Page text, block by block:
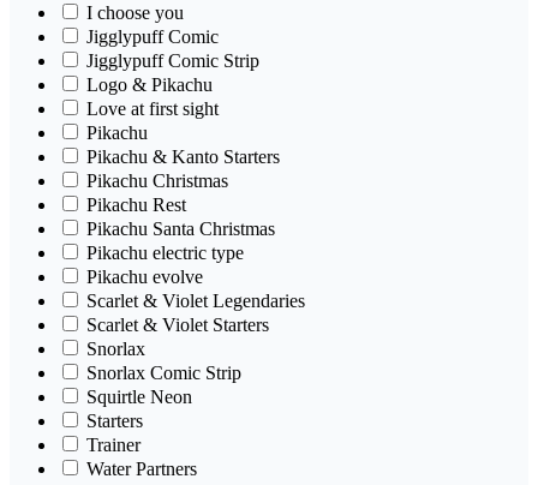
I choose you
Jigglypuff Comic
Jigglypuff Comic Strip
Logo & Pikachu
Love at first sight
Pikachu
Pikachu & Kanto Starters
Pikachu Christmas
Pikachu Rest
Pikachu Santa Christmas
Pikachu electric type
Pikachu evolve
Scarlet & Violet Legendaries
Scarlet & Violet Starters
Snorlax
Snorlax Comic Strip
Squirtle Neon
Starters
Trainer
Water Partners